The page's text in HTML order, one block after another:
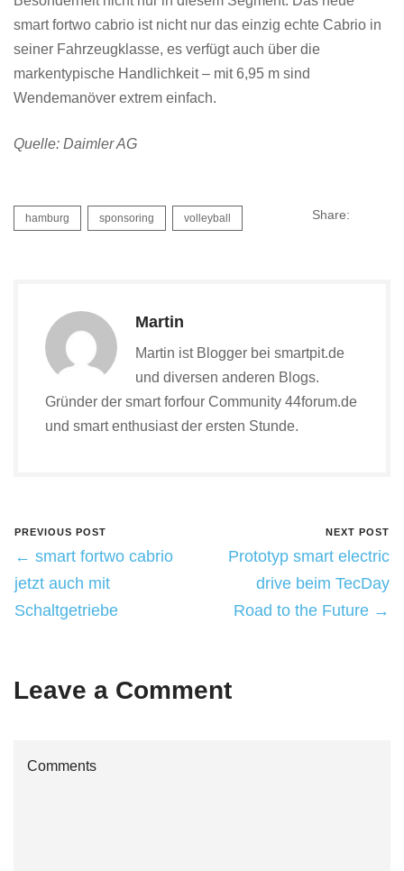
smart fortwo cabrio ist nicht nur das einzig echte Cabrio in
seiner Fahrzeugklasse, es verfügt auch über die
markentypische Handlichkeit – mit 6,95 m sind
Wendemanöver extrem einfach.
Quelle: Daimler AG
hamburg sponsoring volleyball Share:
Martin
Martin ist Blogger bei smartpit.de
und diversen anderen Blogs.
Gründer der smart forfour Community 44forum.de
und smart enthusiast der ersten Stunde.
PREVIOUS POST
← smart fortwo cabrio
jetzt auch mit
Schaltgetriebe
NEXT POST
Prototyp smart electric
drive beim TecDay
Road to the Future →
Leave a Comment